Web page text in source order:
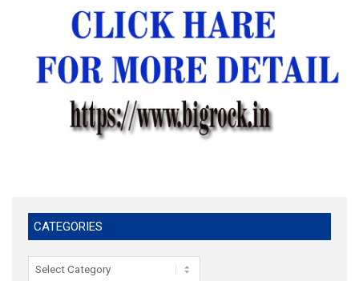
CATEGORIES
Categories